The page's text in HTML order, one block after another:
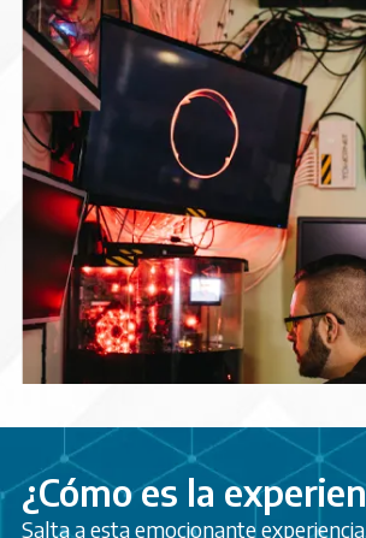
¿Cómo es la
Salta a esta emocionante